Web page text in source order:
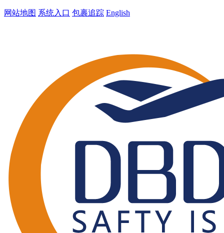
网站地图 系统入口 包裹追踪 English